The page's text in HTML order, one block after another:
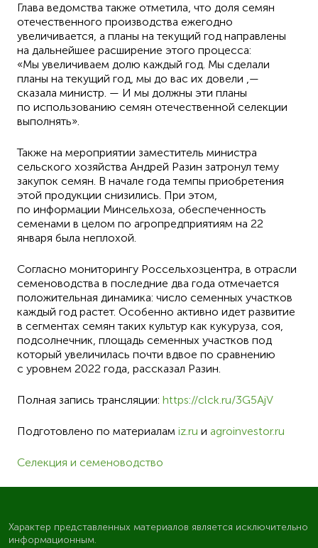
Глава ведомства также отметила, что доля семян
отечественного производства ежегодно
увеличивается, а планы на текущий год направлены
на дальнейшее расширение этого процесса:
«Мы увеличиваем долю каждый год. Мы сделали
планы на текущий год, мы до вас их довели ,—
сказала министр. — И мы должны эти планы
по использованию семян отечественной селекции
выполнять».
Также на мероприятии заместитель министра
сельского хозяйства Андрей Разин затронул тему
закупок семян. В начале года темпы приобретения
этой продукции снизились. При этом,
по информации Минсельхоза, обеспеченность
семенами в целом по агропредприятиям на 22
января была неплохой.
Согласно мониторингу Россельхозцентра, в отрасли
семеноводства в последние два года отмечается
положительная динамика: число семенных участков
каждый год растет. Особенно активно идет развитие
в сегментах семян таких культур как кукуруза, соя,
подсолнечник, площадь семенных участков под
который увеличилась почти вдвое по сравнению
с уровнем 2022 года, рассказал Разин.
Полная запись трансляции: https://clck.ru/3G5AjV
Подготовлено по материалам iz.ru и agroinvestor.ru
Селекция и семеноводство
Характер представленных материалов является исключительно
информационным.